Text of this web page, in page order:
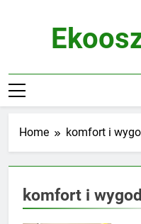
Home komfort i
komfort i